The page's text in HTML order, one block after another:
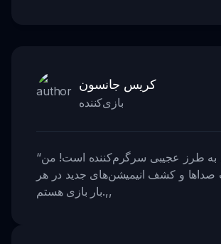
کریس جانسون
بازی‌کننده
“به طرز عجیبی سرگرم‌کننده است! من
و کشف انیمیشن‌های جدید در هر
بار بازی هستم.,,